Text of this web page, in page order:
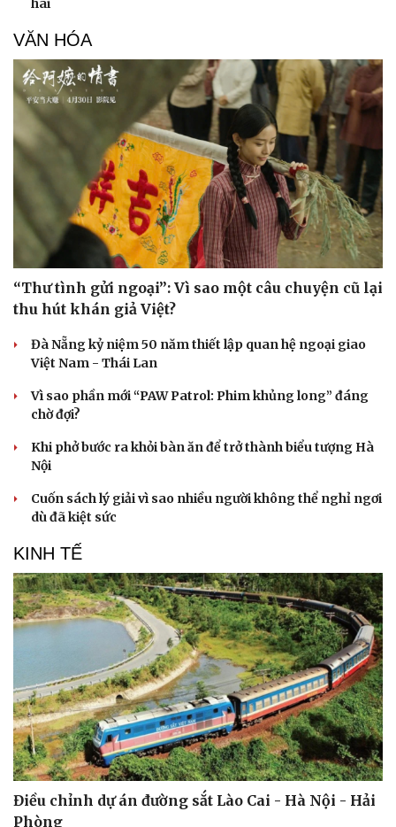
Doanh nghiệp
Thông tin doanh nghiệp
Doanh nghiệp 24h
Doanh nhân
Vì cộng đồng
Công nghệ
Sành điệu
Tin Công nghệ
Trải nghiệm
Chuyển đổi số
hai
VĂN HÓA
“Thư tình gửi ngoại”: Vì sao một câu chuyện cũ lại
thu hút khán giả Việt?
Đà Nẵng kỷ niệm 50 năm thiết lập quan hệ ngoại giao
Việt Nam - Thái Lan
Vì sao phần mới “PAW Patrol: Phim khủng long” đáng
chờ đợi?
Khi phở bước ra khỏi bàn ăn để trở thành biểu tượng Hà
Nội
Cuốn sách lý giải vì sao nhiều người không thể nghỉ ngơi
dù đã kiệt sức
KINH TẾ
Điều chỉnh dự án đường sắt Lào Cai - Hà Nội - Hải
Phòng